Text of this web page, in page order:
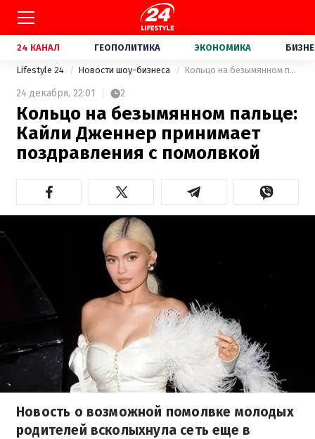
24 КАНАЛ ГЕОПОЛИТИКА ЭКОНОМИКА
Lifestyle 24 Новости шоу-бизнеса Кольцо на безымянном пальце: Кайли Дженнер принимает поздравления с помолвкой
24 декабря, 22:01 2
Кольцо на безымянном пальце:
Кайли Дженнер принимает
поздравления с помолвкой
Новость о возможной помолвке молодых
родителей всколыхнула сеть еще в